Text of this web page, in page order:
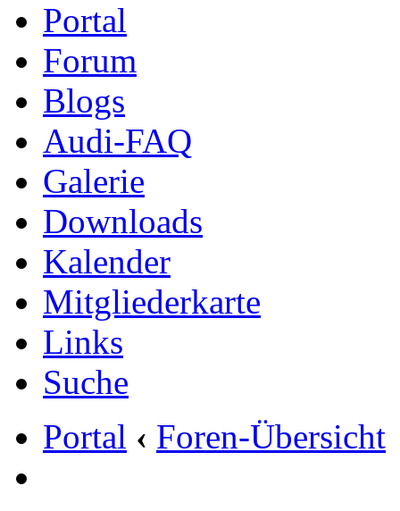
Portal
Forum
Blogs
Audi-FAQ
Galerie
Downloads
Kalender
Mitgliederkarte
Links
Suche
Portal ‹ Foren-Übersicht